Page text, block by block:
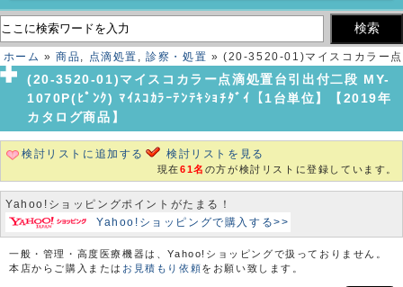
ホーム »商品, 点滴処置 ,診察・処置 » (20-3520-01)マイスコカラー点
滴処置台引出付二段 MY-1070P(ﾋﾟﾝｸ) ﾏｲｽｺｶﾗｰﾃﾝﾃｷｼｮﾁﾀﾞｲ【1台単
位】【2019年カタログ商品】
(20-3520-01)マイスコカラー点滴処置台引出付二段 MY-
1070P(ﾋﾟﾝｸ) ﾏｲｽｺｶﾗｰﾃﾝﾃｷｼｮﾁﾀﾞｲ【1台単位】【2019年
カタログ商品】
検討リストに追加する 検討リストを見る
現在61名 の方が検討リストに登録しています。
Yahoo!ショッピングポイントがたまる！
Yahoo!ショッピングで購入する>>
一般・管理・高度医療機器は、Yahoo!ショッピングで扱っておりません。
本店からご購入または お見積もり依頼をお願い致します。